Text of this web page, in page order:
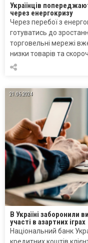
Українців
через енергокризу
Через перебої з
готуватись до
торговельні мережі
низки товарів та
21.06.2024
В Україні заборонили
участі в азартних іграх
Національний банк